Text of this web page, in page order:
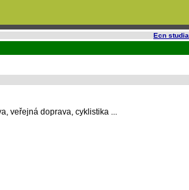
Ecn studia
veřejná doprava, cyklistika ...